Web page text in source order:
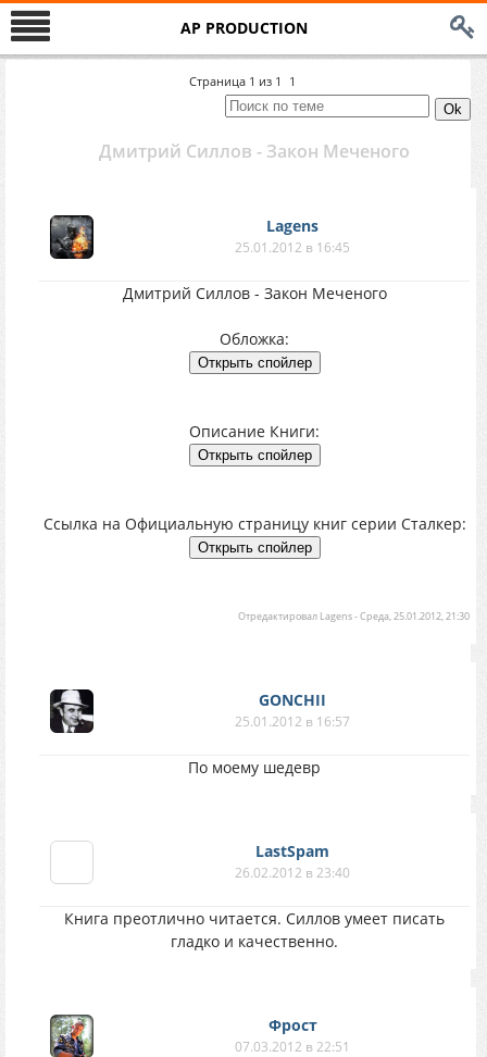
AP PRODUCTION
Страница 1 из 1 1
Дмитрий Силлов - Закон Меченого
Lagens
25.01.2012 в 16:45
Дмитрий Силлов - Закон Меченого
Обложка:
Описание Книги:
Ссылка на Официальную страницу книг серии Сталкер:
Отредактировал Lagens-Среда, 25.01.2012, 21:30
GONCHII
25.01.2012 в 16:57
По моему шедевр
LastSpam
26.02.2012 в 23:40
Книга преотлично читается. Силлов умеет писать
гладко и качественно.
Фрост
07.03.2012 в 22:51